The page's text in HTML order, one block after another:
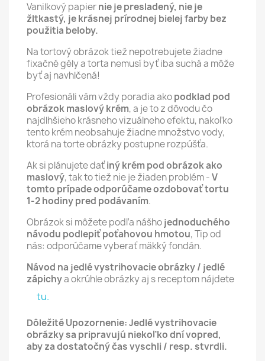
Vanilkový papiernie je presladený, nie je
žltkastý, je krásnej prírodnej bielej farby bez
použitia beloby.
Na tortový obrázok tiež nepotrebujete žiadne
fixačné gély a torta nemusí byť iba suchá a môže
byť aj navhlčená!
Profesionáli vám vždy poradia akopodklad pod
obrázok maslový krém, a je to z dôvodu čo
najdlhšieho krásneho vizuálneho efektu, nakoľko
tento krém neobsahuje žiadne množstvo vody,
ktorá na torte obrázky postupne rozpúšťa.
Ak si plánujete daťiný krém pod obrázok ako
maslový, tak to tiež nie je žiaden problém -V
tomto prípade odporúčame ozdobovať tortu
1-2 hodiny pred podávaním.
Obrázok si môžete podľa nášhojednoduchého
návodu podlepiť poťahovou hmotou, Tip od
nás: odporúčame vyberať mäkký fondán.
Návod na jedlé vystrihovacie obrázky / jedlé
zápichya okrúhle obrázky aj s receptom nájdete
tu.
Dôležité Upozornenie: Jedlé vystrihovacie
obrázky sa pripravujú niekoľko dní vopred,
aby za dostatočný čas vyschli / resp. stvrdli.